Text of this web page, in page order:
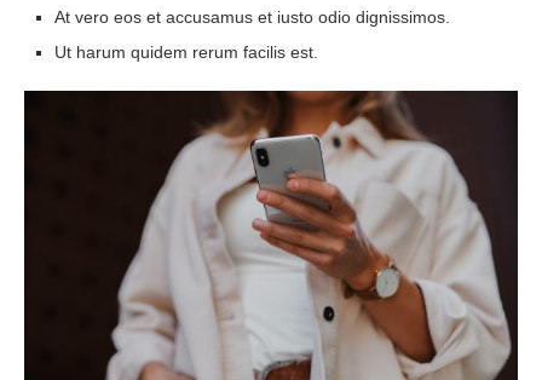
At vero eos et accusamus et iusto odio dignissimos.
Ut harum quidem rerum facilis est.